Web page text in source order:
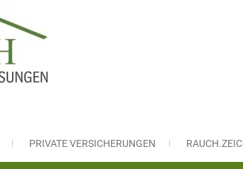
PRIVATE VERSICHERUNGEN